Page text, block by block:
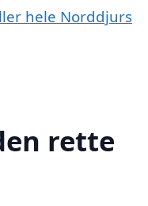
hele Norddjurs
rette